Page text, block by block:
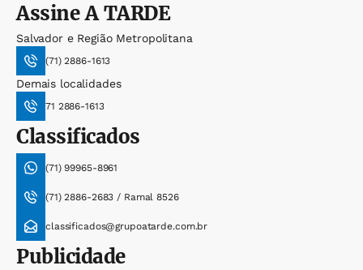
AssineA TARDE
Salvador e Região Metropolitana
(71) 2886-1613
Demais localidades
71 2886-1613
Classificados
(71) 99965-8961
(71) 2886-2683 / Ramal 8526
classificados@grupoatarde.com.br
Publicidade